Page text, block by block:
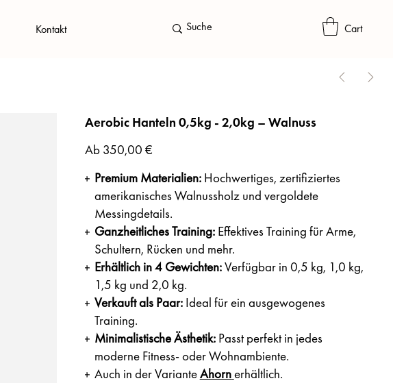
Kontakt Cart
Aerobic Hanteln 0,5kg - 2,0kg – Walnuss
Ab 350,00 €
Premium Materialien: Hochwertiges, zertifiziertes
amerikanisches Walnussholz und vergoldete
Messingdetails.
Ganzheitliches Training:Effektives Training für Arme,
Schultern, Rücken und mehr.
Erhältlich in 4 Gewichten:Verfügbar in 0,5 kg, 1,0 kg,
1,5 kg und 2,0 kg.
Verkauft als Paar:Ideal für ein ausgewogenes
Training.
Minimalistische Ästhetik:Passt perfekt in jedes
moderne Fitness- oder Wohnambiente.
Auch in der VarianteAhornerhältlich.